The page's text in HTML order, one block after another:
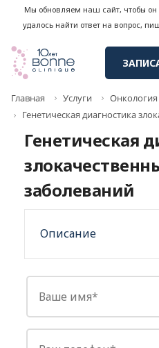
Мы обновляем наш сайт, чтобы он
удалось найти ответ на вопрос,
Главная Услуги
Онкология
Генетическая диагностика
Генетическая
заболеваний
Описание